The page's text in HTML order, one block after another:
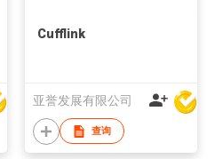
Cufflink
亚誉发展有限公司
查询